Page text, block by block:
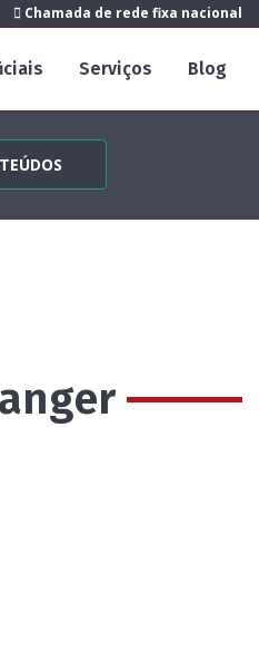
Chamada de rede fixa nacional
Serviços Blog